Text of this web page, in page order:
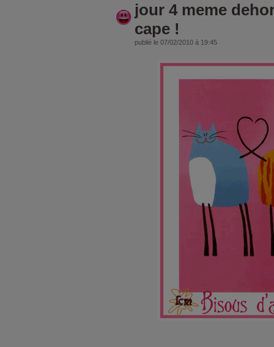
jour 4 meme
cape !
publié le 07/02/2010 à 19:45